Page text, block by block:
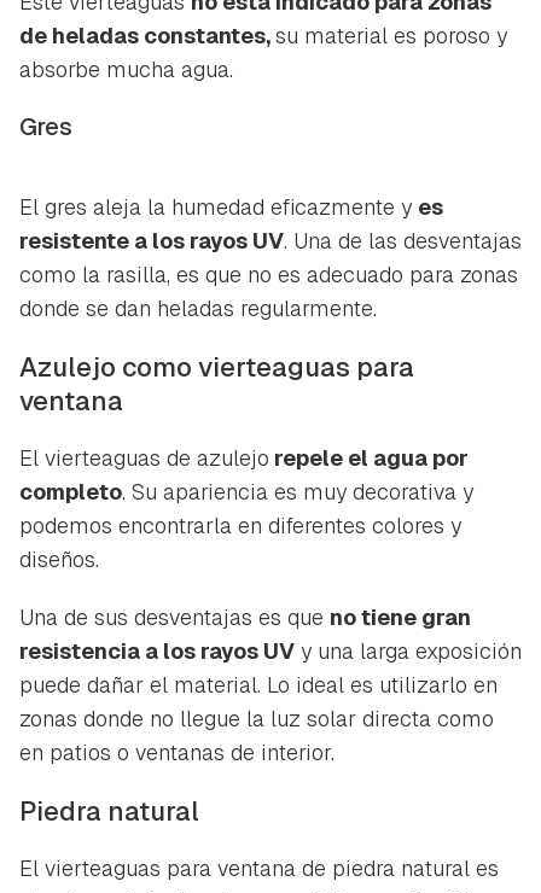
de heladas constantes,su material es poroso y
absorbe mucha agua.
Gres
El gres aleja la humedad eficazmente y es
resistente a los rayos UV. Una de las desventajas
como la rasilla, es que no es adecuado para zonas
donde se dan heladas regularmente.
Azulejo como vierteaguas para
ventana
El vierteaguas de azulejo repele el agua por
completo. Su apariencia es muy decorativa y
podemos encontrarla en diferentes colores y
diseños.
Una de sus desventajas es que no tiene gran
resistencia a los rayos UV y una larga exposición
puede dañar el material. Lo ideal es utilizarlo en
zonas donde no llegue la luz solar directa como
en patios o ventanas de interior.
Piedra natural
El vierteaguas para ventana de piedra natural es